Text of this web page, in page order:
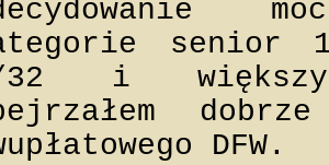
senior
32 i
DFW.